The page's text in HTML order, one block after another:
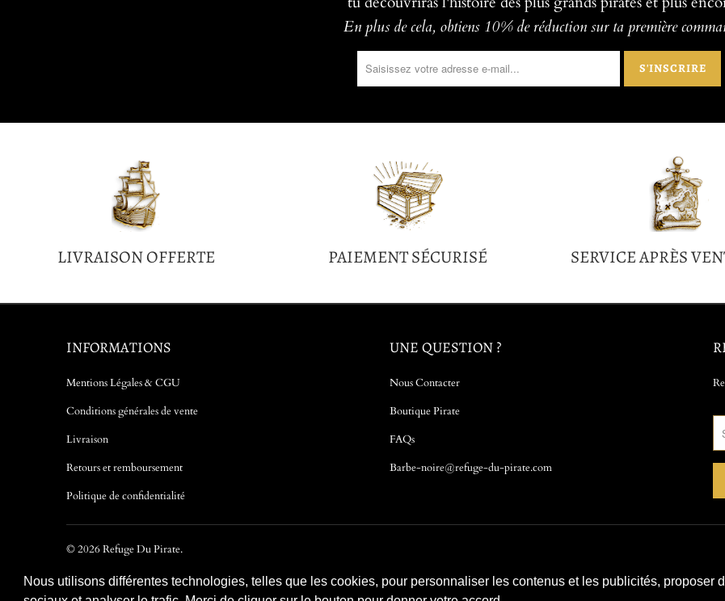
Nous utilisons différentes technologies, telles que les cookies, pour personnaliser les contenus et les publicités, proposer
En plus de cela, obtiens 10% de réduction sur ta première
LIVRAISON OFFERTE PAIEMENT SÉCURISÉ SERVICE APRÈS
INFORMATIONS
Mentions Légales & CGU
Conditions générales de vente
Livraison
Retours et remboursement
Politique de confidentialité
UNE QUESTION ?
Nous Contacter
Boutique Pirate
FAQs
Barbe-noire@refuge-du-pirate.com
© 2026 Refuge Du Pirate.